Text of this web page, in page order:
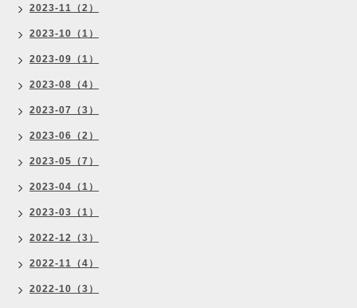
2023-11（2）
2023-10（1）
2023-09（1）
2023-08（4）
2023-07（3）
2023-06（2）
2023-05（7）
2023-04（1）
2023-03（1）
2022-12（3）
2022-11（4）
2022-10（3）